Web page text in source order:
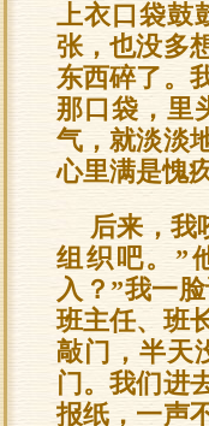
上衣口袋鼓
张，也没多
东西碎了。
那口袋，里
气，就淡淡
心里满是愧
后来，我
组织吧。”
入？”我一
班主任、班
敲门，半天
门。我们进
报纸，一声